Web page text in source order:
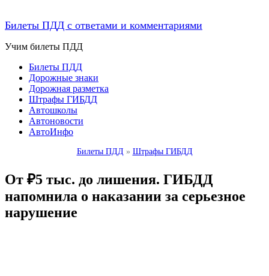
Билеты ПДД с ответами и комментариями
Учим билеты ПДД
Билеты ПДД
Дорожные знаки
Дорожная разметка
Штрафы ГИБДД
Автошколы
Автоновости
АвтоИнфо
Билеты ПДД » Штрафы ГИБДД
От ₽5 тыс. до лишения. ГИБДД
напомнила о наказании за серьезное
нарушение